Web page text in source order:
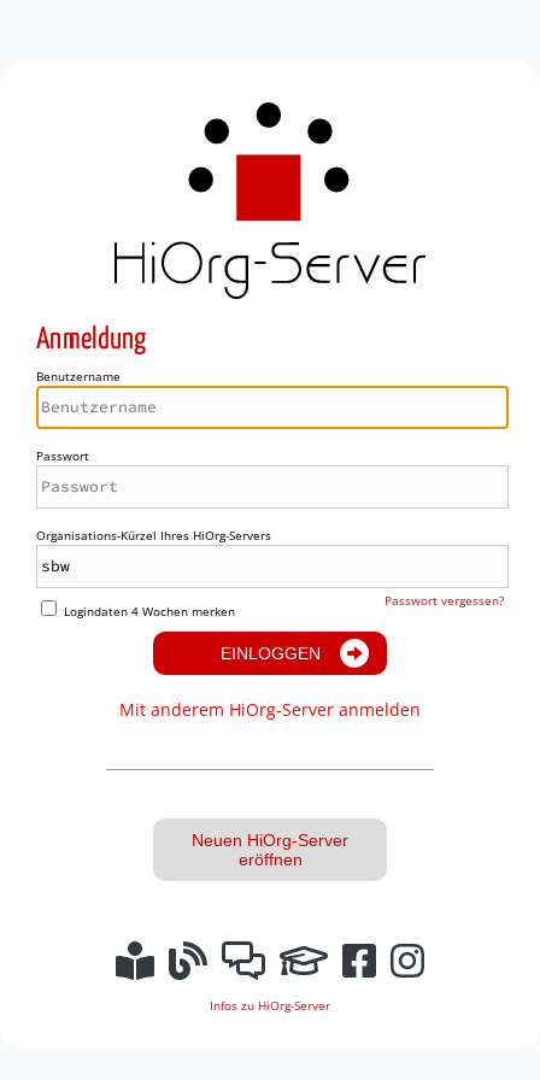
Anmeldung
Benutzername
Passwort
Organisations-Kürzel Ihres HiOrg-Servers
Logindaten 4 Wochen merken
Passwort vergessen?
EINLOGGEN
Mit anderem HiOrg-Server anmelden
Neuen HiOrg-Server
eröffnen
Infos zu HiOrg-Server